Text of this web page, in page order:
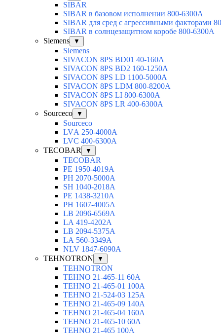
SIBAR
SIBAR в базовом исполнении 800-6300А
SIBAR для сред с агрессивными факторами
SIBAR в солнцезащитном коробе 800-6300А
Siemens
▼
Siemens
SIVACON 8PS BD01 40-160A
SIVACON 8PS BD2 160-1250A
SIVACON 8PS LD 1100-5000A
SIVACON 8PS LDM 800-8200A
SIVACON 8PS LI 800-6300A
SIVACON 8PS LR 400-6300A
Sourceco
▼
Sourceco
LVА 250-4000А
LVС 400-6300А
TECOBAR
▼
TECOBAR
РЕ 1950-4019А
РН 2070-5000А
SН 1040-2018А
РЕ 1438-3210А
РН 1607-4005А
LB 2096-6569A
LА 419-4202А
LВ 2094-5375А
LА 560-3349А
NLV 1847-6090А
TEHNOTRON
▼
TEHNOTRON
TEHNO 21-465-11 60A
TEHNO 21-465-01 100A
TEHNO 21-524-03 125A
TEHNO 21-465-09 140A
TEHNO 21-465-04 160A
TEHNO 21-465-10 60A
TEHNO 21-465 100A